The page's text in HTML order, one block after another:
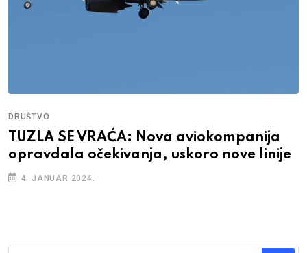
DRUŠTVO
TUZLA SE VRAĆA: Nova aviokompanija
opravdala očekivanja, uskoro nove linije
4. JANUAR 2024.